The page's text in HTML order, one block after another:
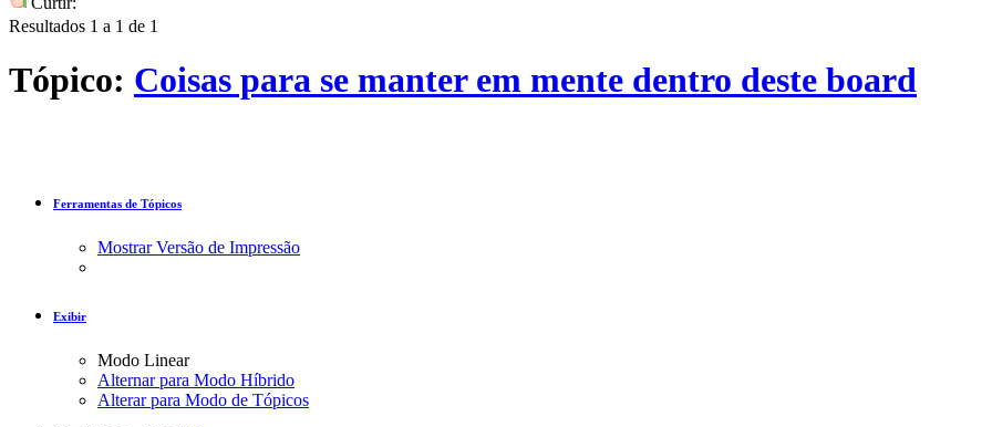
Resultados 1 a 1 de 1
Tópico: Coisas para se manter em mente dentro deste board
Ferramentas de Tópicos
Mostrar Versão de Impressão
Exibir
Modo Linear
Alternar para Modo Híbrido
Alterar para Modo de Tópicos